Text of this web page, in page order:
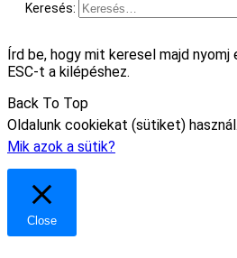
Keresés:
Írd be, hogy mit keresel majd nyomj
ESC-t a kilépéshez.
Back To Top
Oldalunk cookiekat (sütiket) használ.
Mik azok a sütik?
Close